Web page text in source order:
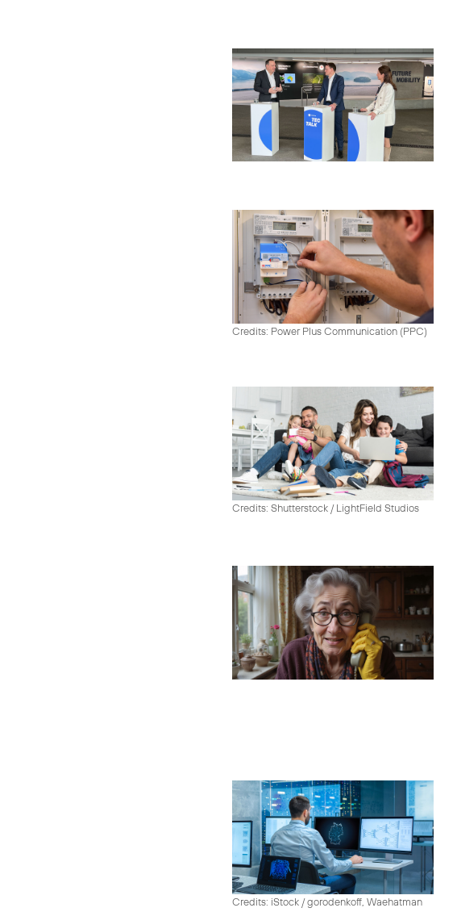
Credits: Power Plus Communication (PPC)
Credits: Shutterstock / LightField Studios
Credits: iStock / gorodenkoff, Waehatman